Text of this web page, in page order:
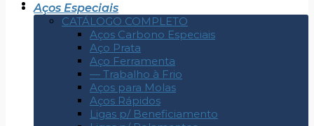
Aços Especiais
CATÁLOGO COMPLETO
Aços Carbono Especiais
Aço Prata
Aço Ferramenta
— Trabalho à Frio
Aços para Molas
Aços Rápidos
Ligas p/ Beneficiamento